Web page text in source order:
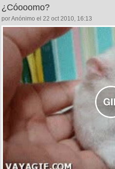
¿Cóooomo?
por Anónimo el 22 oct 2010, 16:13